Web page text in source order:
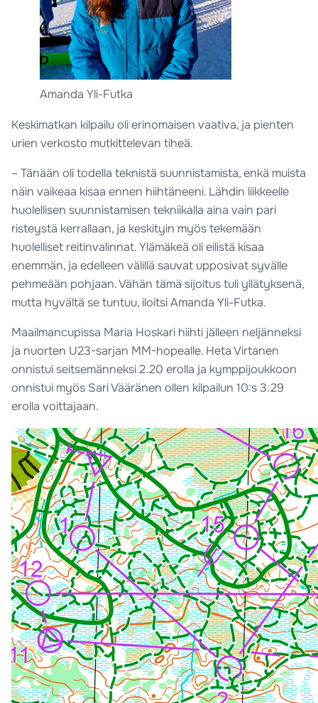
Amanda Yli-Futka
Keskimatkan kilpailu oli erinomaisen vaativa, ja pienten
urien verkosto mutkittelevan tiheä.
– Tänään oli todella teknistä suunnistamista, enkä muista
näin vaikeaa kisaa ennen hiihtäneeni. Lähdin liikkeelle
huolellisen suunnistamisen tekniikalla aina vain pari
risteystä kerrallaan, ja keskityin myös tekemään
huolelliset reitinvalinnat. Ylämäkeä oli eilistä kisaa
enemmän, ja edelleen välillä sauvat upposivat syvälle
pehmeään pohjaan. Vähän tämä sijoitus tuli yllätyksenä,
mutta hyvältä se tuntuu, iloitsi Amanda Yli-Futka.
Maailmancupissa Maria Hoskari hiihti jälleen neljänneksi
ja nuorten U23-sarjan MM-hopealle. Heta Virtanen
onnistui seitsemänneksi 2.20 erolla ja kymppijoukkoon
onnistui myös Sari Vääränen ollen kilpailun 10:s 3.29
erolla voittajaan.